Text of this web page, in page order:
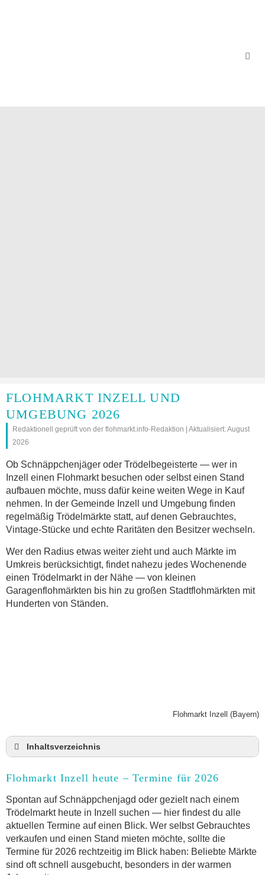
FLOHMARKT INZELL UND
UMGEBUNG 2026
Redaktionell geprüft von der flohmarkt.info-Redaktion | Aktualisiert: August
2026
Ob Schnäppchenjäger oder Trödelbegeisterte — wer in
Inzell einen Flohmarkt besuchen oder selbst einen Stand
aufbauen möchte, muss dafür keine weiten Wege in Kauf
nehmen. In der Gemeinde Inzell und Umgebung finden
regelmäßig Trödelmärkte statt, auf denen Gebrauchtes,
Vintage-Stücke und echte Raritäten den Besitzer wechseln.
Wer den Radius etwas weiter zieht und auch Märkte im
Umkreis berücksichtigt, findet nahezu jedes Wochenende
einen Trödelmarkt in der Nähe — von kleinen
Garagenflohmärkten bis hin zu großen Stadtflohmärkten mit
Hunderten von Ständen.
Flohmarkt Inzell (Bayern)
Inhaltsverzeichnis
Anmeldung & Standgebühr auf dem Trödelmarkt
Online-Flohmarkt Inzell
Welche Trödelmarkt-Typen gibt es?
Aktuelle Flohmarkt-Termine für Inzell und
Umgebung
Kleinanzeigen Inzell als Alternative zum
Trödelmarkt
Flohmarkt Inzell heute – Termine für 2026
Spontan auf Schnäppchenjagd oder gezielt nach einem
Trödelmarkt heute in Inzell suchen — hier findest du alle
aktuellen Termine auf einen Blick. Wer selbst Gebrauchtes
verkaufen und einen Stand mieten möchte, sollte die
Termine für 2026 rechtzeitig im Blick haben: Beliebte Märkte
sind oft schnell ausgebucht, besonders in der warmen